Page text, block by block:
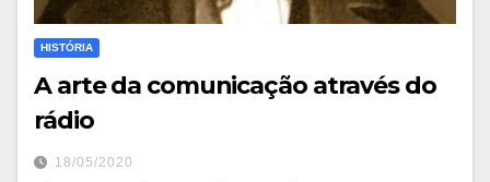
HISTÓRIA
A arte da comunicação através do
rádio
18/05/2020